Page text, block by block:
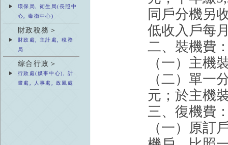
環保局, 衛生局(長照中
心, 毒衛中心)
財政稅務＞
財政處, 主計處, 稅務
局
綜合行政＞
行政處(媒事中心), 計
畫處, 人事處, 政風處
同戶分機另
低收入戶每
二、裝機費
（一）主機
（二）單一
元；於主機
三、復機費
（一）原訂